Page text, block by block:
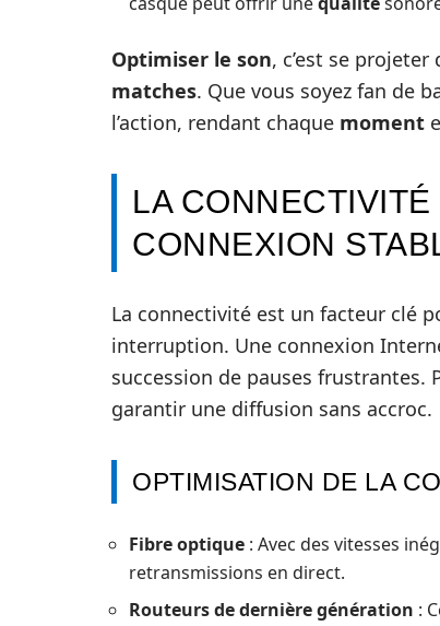
Optimiser le son, c’est se projeter
matches. Que vous soyez fan de
l’action, rendant chaque moment
LA
CONNEXION
La connectivité est un facteur clé
interruption. Une connexion
succession de pauses
garantir une diffusion sans accroc.
OPTIMISATION DE LA
Fibre optique : Avec des vitesses
retransmissions en direct.
Routeurs de dernière génération :